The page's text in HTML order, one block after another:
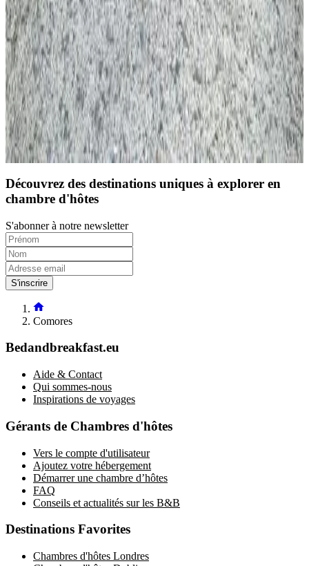
10
Réservation directe
Découvrez des destinations uniques à explorer en
chambre d'hôtes
S'abonner à notre newsletter
S'inscrire
Comores
Bedandbreakfast.eu
Aide & Contact
Qui sommes-nous
Inspirations de voyages
Gérants de Chambres d'hôtes
Vers le compte d'utilisateur
Ajoutez votre hébergement
Démarrer une chambre d’hôtes
FAQ
Conseils et actualités sur les B&B
Destinations Favorites
Chambres d'hôtes Londres